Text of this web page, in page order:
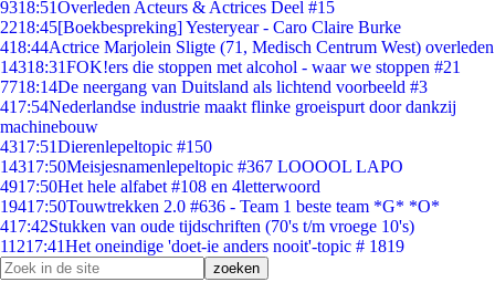
9318:51Overleden Acteurs & Actrices Deel #15
2218:45[Boekbespreking] Yesteryear - Caro Claire Burke
418:44Actrice Marjolein Sligte (71, Medisch Centrum West) overleden
14318:31FOK!ers die stoppen met alcohol - waar we stoppen #21
7718:14De neergang van Duitsland als lichtend voorbeeld #3
417:54Nederlandse industrie maakt flinke groeispurt door dankzij
machinebouw
4317:51Dierenlepeltopic #150
14317:50Meisjesnamenlepeltopic #367 LOOOOL LAPO
4917:50Het hele alfabet #108 en 4letterwoord
19417:50Touwtrekken 2.0 #636 - Team 1 beste team *G* *O*
417:42Stukken van oude tijdschriften (70's t/m vroege 10's)
11217:41Het oneindige 'doet-ie anders nooit'-topic # 1819